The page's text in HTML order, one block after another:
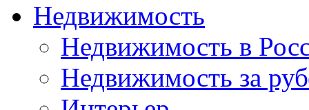
Недвижимость
Недвижимость в
Недвижимость за